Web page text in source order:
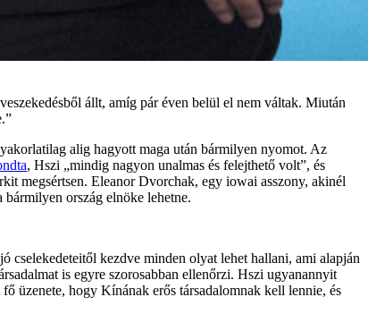
állt, amíg pár éven belül el nem váltak. Miután
alig hagyott maga után bármilyen nyomot. Az
, Hszi „mindig nagyon unalmas és felejthető volt”, és
megsértsen. Eleanor Dvorchak, egy iowai asszony, akinél
ország elnöke lehetne.
kezdve minden olyat lehet hallani, ami alapján
is egyre szorosabban ellenőrzi. Hszi ugyanannyit
üzenete, hogy Kínának erős társadalomnak kell lennie, és